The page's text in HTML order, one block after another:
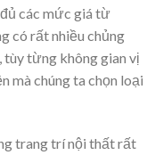
các mức giá từ
có rất nhiều chủng
tùy từng không gian vị
mà chúng ta chọn loại
trang trí nội thất rất